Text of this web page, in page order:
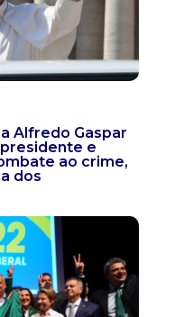
Alfredo Gaspar
e
ao crime,
dos